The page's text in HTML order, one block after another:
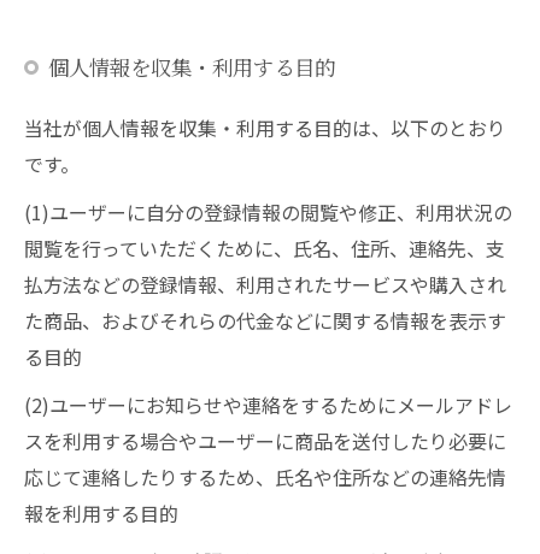
個人情報を収集・利用する目的
当社が個人情報を収集・利用する目的は、以下のとおり
です。
(1)ユーザーに自分の登録情報の閲覧や修正、利用状況の
閲覧を行っていただくために、氏名、住所、連絡先、支
払方法などの登録情報、利用されたサービスや購入され
た商品、およびそれらの代金などに関する情報を表示す
る目的
(2)ユーザーにお知らせや連絡をするためにメールアドレ
スを利用する場合やユーザーに商品を送付したり必要に
応じて連絡したりするため、氏名や住所などの連絡先情
報を利用する目的